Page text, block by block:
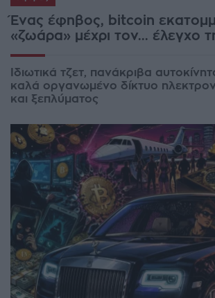
Ένας έφηβος, bitcoin
«ζωάρα» μέχρι τον... έλεγχο
Ιδιωτικά τζετ, πανάκριβα
καλά οργανωμένο δίκτυο
και ξεπλύματος